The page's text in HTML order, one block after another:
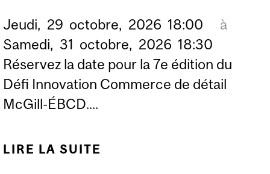
CONDITIONS
COMMERCIALES
Jeudi, 29 octobre, 2026 18:00
à
Samedi, 31 octobre, 2026 18:30
Réservez la date pour la 7e édition du
Défi Innovation Commerce de détail
McGill-ÉBCD....
LIRE LA SUITE